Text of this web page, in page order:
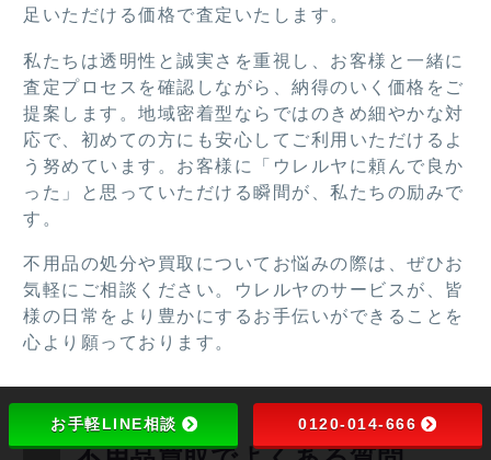
あり
うご
ざい
ま
す。
た。
足いただける価格で査定いたします。
私たちは透明性と誠実さを重視し、お客様と一緒に
査定プロセスを確認しながら、納得のいく価格をご
提案します。地域密着型ならではのきめ細やかな対
応で、初めての方にも安心してご利用いただけるよ
う努めています。お客様に「ウレルヤに頼んで良か
った」と思っていただける瞬間が、私たちの励みで
す。
不用品の処分や買取についてお悩みの際は、ぜひお
気軽にご相談ください。ウレルヤのサービスが、皆
様の日常をより豊かにするお手伝いができることを
心より願っております。
お手軽LINE相談 0120-014-666